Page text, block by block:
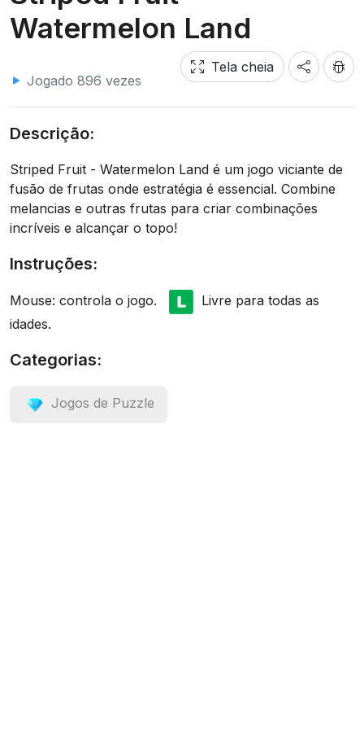
Watermelon Land
Jogado 896 vezes
Tela cheia
Descrição:
Striped Fruit - Watermelon Land é um jogo viciante de
fusão de frutas onde estratégia é essencial. Combine
melancias e outras frutas para criar combinações
incríveis e alcançar o topo!
Instruções:
Mouse: controla o jogo.
Livre para todas as
idades.
Categorias:
Jogos de Puzzle